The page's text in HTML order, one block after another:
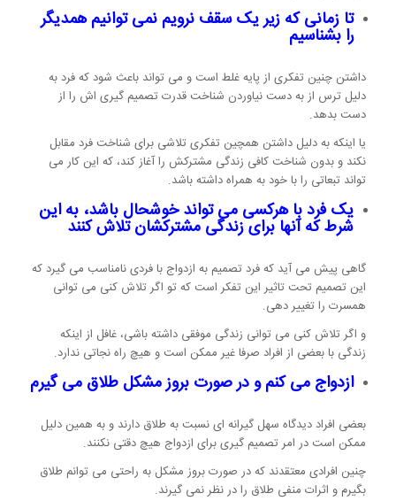
تا زمانی که زیر یک سقف نرویم نمی توانیم همدیگر
را بشناسیم
داشتن چنین تفکری از پایه غلط است و می تواند باعث شود که فرد به
دلیل ترس از به دست نیاوردن شناخت قدرت تصمیم گیری اش را از
دست بدهد.
یا اینکه به دلیل داشتن همچین تفکری تلاشی برای شناخت فرد مقابل
نکند و بدون شناخت کافی زندگی مشترکش را آغاز کند، که این کار می
تواند تبعاتی را با خود به همراه داشته باشد.
یک فرد با هرکسی می تواند خوشحال باشد، به این
شرط که آنها برای زندگی مشترکشان تلاش کنند
گاهی پیش می آید که فرد تصمیم به ازدواج با فردی نامناسب می گیرد که
این تصمیم تحت تاثیر این تفکر است که تو اگر تلاش کنی می توانی
همسرت را تغییر دهی.
و اگر تلاش کنی می توانی زندگی موفقی داشته باشی، غافل از اینکه
زندگی با بعضی از افراد صرفا غیر ممکن است و هیچ راه نجاتی ندارد.
ازدواج می کنم و در صورت بروز مشکل طلاق می گیرم
بعضی افراد دیدگاه سهل گیرانه ای نسبت به طلاق دارند و به همین دلیل
ممکن است در امر تصمیم گیری برای ازدواج هیچ دقتی نکنند.
چنین افرادی معتقدند که در صورت بروز مشکل به راحتی می توانم طلاق
بگیرم و اثرات منفی طلاق را در نظر نمی گیرند.